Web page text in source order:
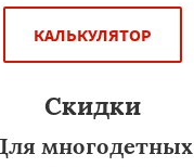
КАЛЬКУЛЯТОР
Скидки
многодетных